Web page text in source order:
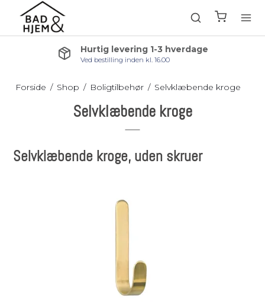
Kundeservice & support
Ring på 76 25 00 88 og få hjælp
Forside / Shop / Boligtilbehør / Selvklæbende kroge
Selvklæbende kroge
Selvklæbende kroge, uden skruer